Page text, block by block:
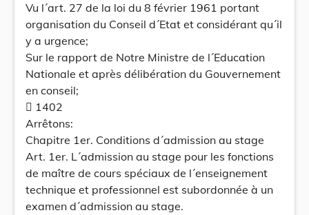
Vu l´art. 27 de la loi du 8 février 1961 portant
organisation du Conseil d´Etat et considérant qu´il
y a urgence;
Sur le rapport de Notre Ministre de l´Education
Nationale et après délibération du Gouvernement
en conseil;
 1402
Arrêtons:
Chapitre 1er. Conditions d´admission au stage
Art. 1er. L´admission au stage pour les fonctions
de maître de cours spéciaux de l´enseignement
technique et professionnel est subordonnée à un
examen d´admission au stage.